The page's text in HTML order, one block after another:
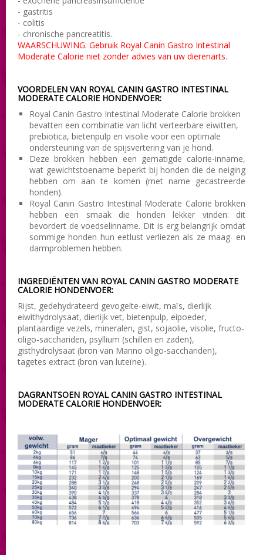
- gastritis
- colitis
- chronische pancreatitis.
WAARSCHUWING: Gebruik Royal Canin Gastro Intestinal
Moderate Calorie niet zonder advies van uw dierenarts.
VOORDELEN VAN ROYAL CANIN GASTRO INTESTINAL
MODERATE CALORIE HONDENVOER:
Royal Canin Gastro Intestinal Moderate Calorie brokken
bevatten een combinatie van licht verteerbare eiwitten,
prebiotica, bietenpulp en visolie voor een optimale
ondersteuning van de spijsvertering van je hond.
Deze brokken hebben een gematigde calorie-inname,
wat gewichtstoename beperkt bij honden die de neiging
hebben om aan te komen (met name gecastreerde
honden).
Royal Canin Gastro Intestinal Moderate Calorie brokken
hebben een smaak die honden lekker vinden: dit
bevordert de voedselinname. Dit is erg belangrijk omdat
sommige honden hun eetlust verliezen als ze maag- en
darmproblemen hebben.
INGREDIËNTEN VAN ROYAL CANIN GASTRO MODERATE
CALORIE HONDENVOER:
Rijst, gedehydrateerd gevogelte-eiwit, maïs, dierlijk
eiwithydrolysaat, dierlijk vet, bietenpulp, eipoeder,
plantaardige vezels, mineralen, gist, sojaolie, visolie, fructo-
oligo-sacchariden, psyllium (schillen en zaden),
gisthydrolysaat (bron van Manno oligo-sacchariden),
tagetes extract (bron van luteïne).
DAGRANTSOEN ROYAL CANIN GASTRO INTESTINAL
MODERATE CALORIE HONDENVOER: